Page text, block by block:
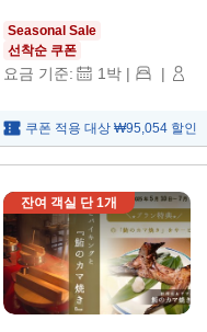
Seasonal Sale
선착순 쿠폰
요금 기준: 1 박 | |
쿠폰 적용 대상 ₩95,054 할인
잔여 객실 단1개